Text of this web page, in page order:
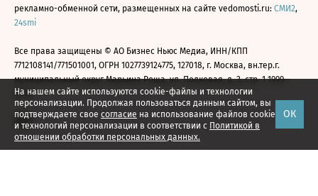
На нашем сайте используются cookie-файлы и технологии
персонализации. Продолжая пользоваться данным сайтом, вы
подтверждаете свое согласие на использование файлов cookie
и технологий персонализации в соответствии с Политикой в
отношении обработки персональных данных.
ОК
рекламно-обменной сети, размещенных на сайте vedomosti.ru: СМИ2,
24smi
Все права защищены © АО Бизнес Ньюс Медиа, ИНН/КПП
7712108141/771501001, ОГРН 1027739124775, 127018, г. Москва, вн.тер.г.
муниципальный округ Марьина Роща, ул. Полковая, д. 3, стр. 1 1999—
2026